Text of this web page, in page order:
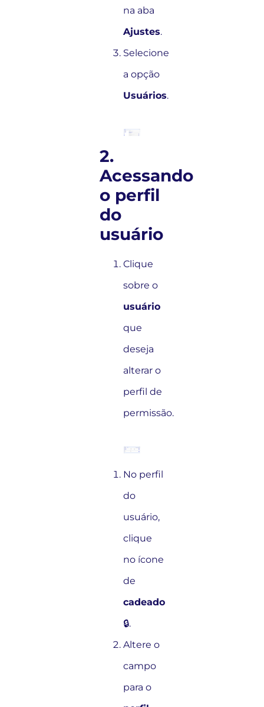
na aba
Ajustes.
Selecione
a opção
Usuários.
2.
Acessando
o perfil
do
usuário
Clique
sobre o
usuário
que
deseja
alterar o
perfil de
permissão.
No perfil
do
usuário,
clique
no ícone
de
cadeado
🔒.
Altere o
campo
para o